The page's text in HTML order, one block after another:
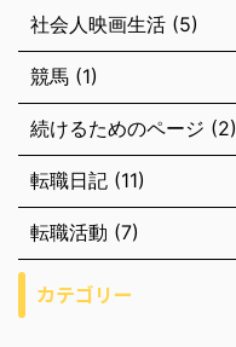
社会人映画生活 (5)
競馬 (1)
続けるためのページ (2)
転職日記 (11)
転職活動 (7)
カテゴリー